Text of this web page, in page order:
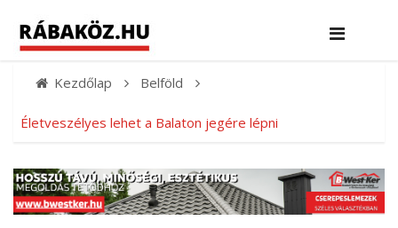
Kezdőlap Belföld
Életveszélyes lehet a Balaton jegére lépni